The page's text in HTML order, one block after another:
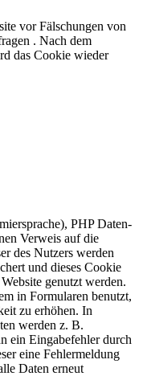
vor Fälschungen von
. Nach dem
das Cookie wieder
PHP Daten-
Verweis auf die
des Nutzers werden
und dieses Cookie
genutzt werden.
in Formularen benutzt,
zu erhöhen. In
werden z. B.
ein Eingabefehler durch
eine Fehlermeldung
Daten erneut